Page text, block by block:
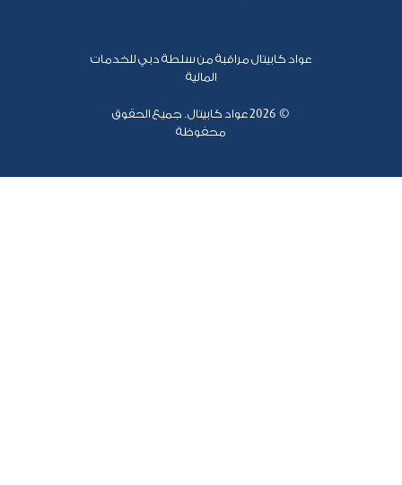
عواد كابيتال مراقبة من سلطة دبي للخدمات
المالية
© 2026
عواد كابيتال. جميع الحقوق
محفوظة